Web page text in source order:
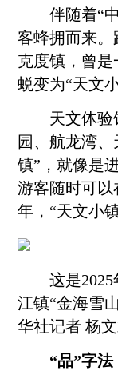
伴随着“中
客蜂拥而来。
克度镇，曾
蜕变为“天文小
天文体验馆
园、航龙湾
镇”，就像是
游客随时可以
年，“天文小
这是2025
江镇“金海雪
华社记者 杨
“品”字法